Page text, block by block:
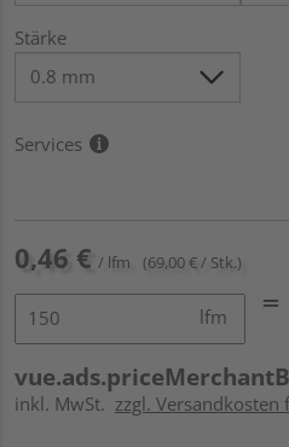
Stärke
Services
0,46 € / lfm (69,00 € / Stk.)
lfm
inkl. MwSt. zzgl. Versandkosten